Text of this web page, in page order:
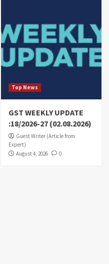
Top News
GST WEEKLY UPDATE
:18/2026-27 (02.08.2026)
Guest Writer (Article from
Expert)
August 4, 2026
0